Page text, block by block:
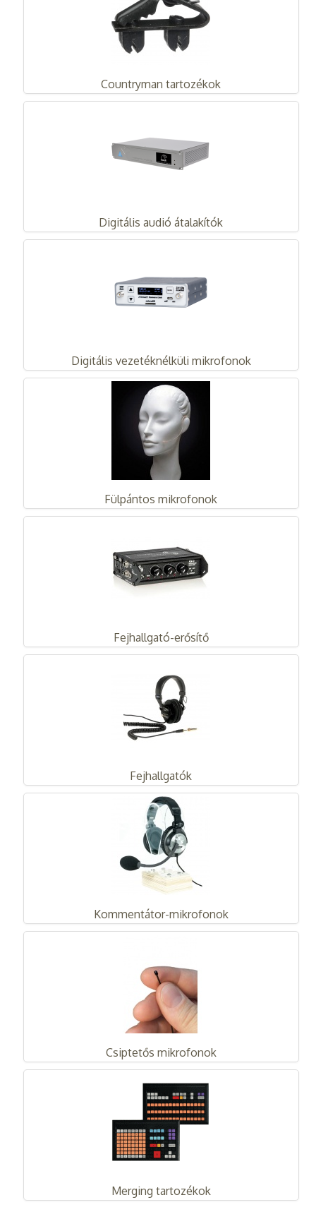
Countryman tartozékok
Digitális audió átalakítók
Digitális vezetéknélküli mikrofonok
Fülpántos mikrofonok
Fejhallgató-erősítő
Fejhallgatók
Kommentátor-mikrofonok
Csiptetős mikrofonok
Merging tartozékok